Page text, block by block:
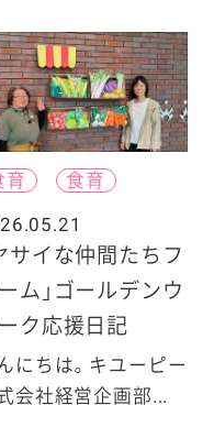
育
食育
サイな仲間たちフ
ム」ゴールデンウ
ク応援日記
にちは。キユーピー
会社経営企画部...